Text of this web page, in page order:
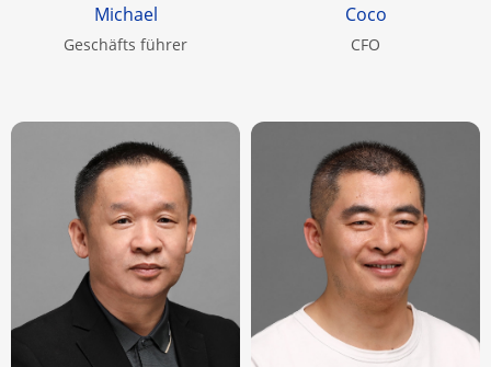
Michael
Geschäfts führer
Coco
CFO